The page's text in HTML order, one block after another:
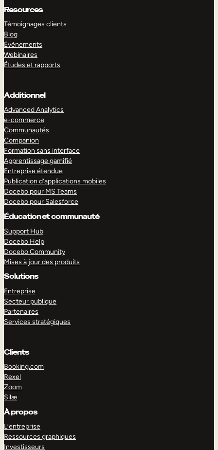
Resources
Témoignages clients
Blog
Événements
Webinaires
Études et rapports
Additionnel
Advanced Analytics
e-commerce
Communautés
Companion
Formation sans interface
Apprentissage gamifié
Entreprise étendue
Publication d’applications mobiles
Docebo pour MS Teams
Docebo pour Salesforce
Éducation et communauté
Support Hub
Docebo Help
Docebo Community
Mises à jour des produits
Solutions
Entreprise
Secteur publique
Partenaires
Services stratégiques
Clients
Booking.com
Rexel
Zoom
Silæ
À propos
L’entreprise
Ressources graphiques
Investisseurs